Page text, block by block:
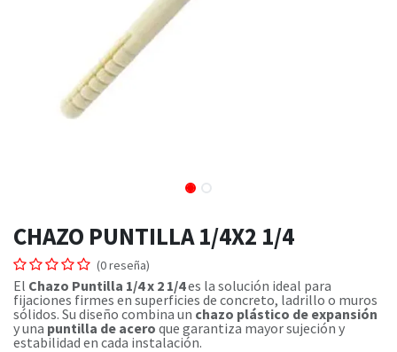
CHAZO PUNTILLA 1/4X2 1/4
(0 reseña)
El Chazo Puntilla 1/4 x 2 1/4es la solución ideal para
fijaciones firmes en superficies de concreto, ladrillo o muros
sólidos. Su diseño combina un chazo plástico de expansión
y una puntilla de acero que garantiza mayor sujeción y
estabilidad en cada instalación.